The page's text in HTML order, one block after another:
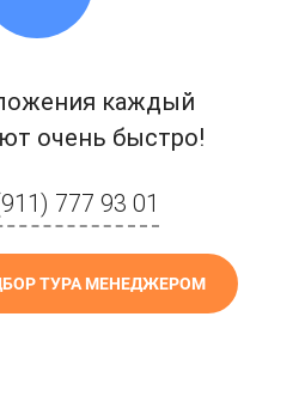
каждый
очень быстро!
777 93 01
ТУРА МЕНЕДЖЕРОМ